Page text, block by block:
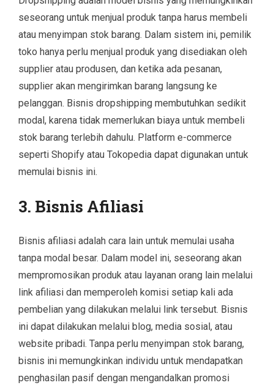
seseorang untuk menjual produk tanpa harus membeli
atau menyimpan stok barang. Dalam sistem ini, pemilik
toko hanya perlu menjual produk yang disediakan oleh
supplier atau produsen, dan ketika ada pesanan,
supplier akan mengirimkan barang langsung ke
pelanggan. Bisnis dropshipping membutuhkan sedikit
modal, karena tidak memerlukan biaya untuk membeli
stok barang terlebih dahulu. Platform e-commerce
seperti Shopify atau Tokopedia dapat digunakan untuk
memulai bisnis ini.
3. Bisnis Afiliasi
Bisnis afiliasi adalah cara lain untuk memulai usaha
tanpa modal besar. Dalam model ini, seseorang akan
mempromosikan produk atau layanan orang lain melalui
link afiliasi dan memperoleh komisi setiap kali ada
pembelian yang dilakukan melalui link tersebut. Bisnis
ini dapat dilakukan melalui blog, media sosial, atau
website pribadi. Tanpa perlu menyimpan stok barang,
bisnis ini memungkinkan individu untuk mendapatkan
penghasilan pasif dengan mengandalkan promosi